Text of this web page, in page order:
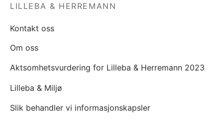
LILLEBA & HERREMANN
Kontakt oss
Om oss
Aktsomhetsvurdering for Lilleba & Herremann 2023
Lilleba & Miljø
Slik behandler vi informasjonskapsler